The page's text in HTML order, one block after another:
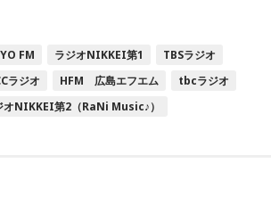
FM ラジオNIKKEI第1
TBSラジオ
ラジオ HFM 広島エフエム
tbcラジオ
オNIKKEI第2（RaNi Music♪）